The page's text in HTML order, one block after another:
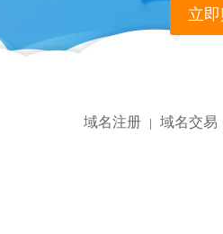
立
域名注册 | 域名交易